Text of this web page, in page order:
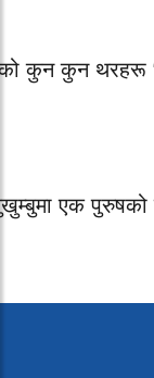
कुन कुन थरहरू
एक